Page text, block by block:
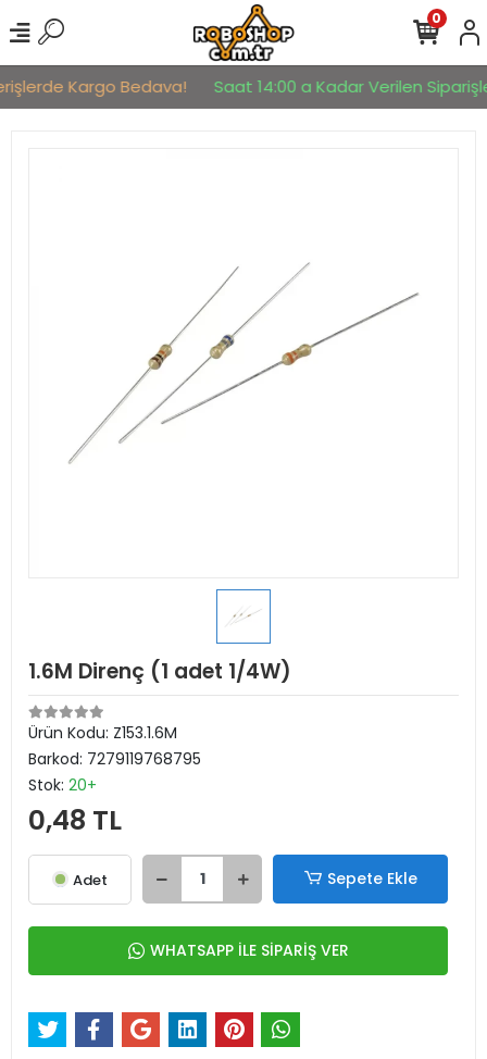
Kargo Bedava! Saat 14:00 a Kadar Verilen
0
1.6M Direnç (1 adet 1/4W)
Ürün Kodu: Z153.1.6M
Barkod: 7279119768795
Stok: 20+
0,48 TL
Adet Sepete Ekle
WHATSAPP İLE SİPARİŞ VER